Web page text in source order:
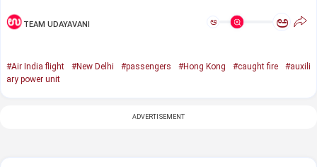
TEAM UDAYAVANI ಅ ಅ
#Air India flight #New Delhi #passengers #Hong Kong #caught fire
#auxili
ary power unit
ADVERTISEMENT